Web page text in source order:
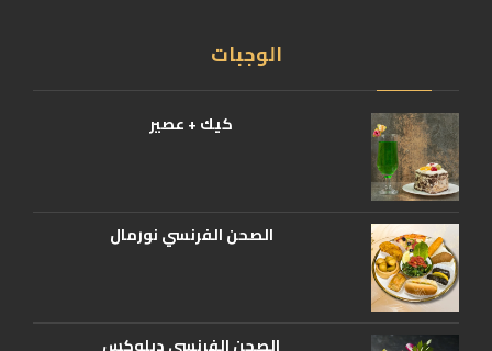
الوجبات
كيك + عصير
الصحن الفرنسي نورمال